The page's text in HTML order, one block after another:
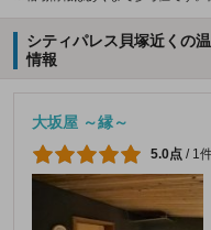
シティパレス貝塚近くの
情報
大坂屋 ～縁～
5.0点 / 1